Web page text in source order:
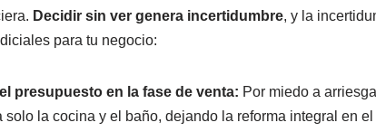
Decidir sin ver genera incertidumbre, y la
para tu negocio:
presupuesto en la fase de venta: Por miedo a
solo la cocina y el baño, dejando la reforma integral en